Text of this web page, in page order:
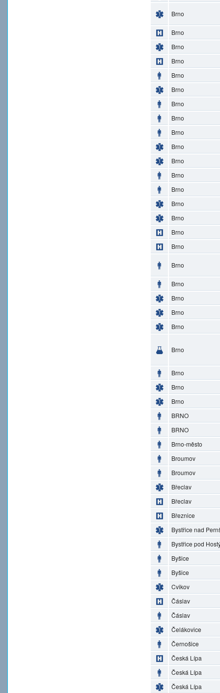
Brno
Brno
Brno
Brno
Brno
Brno
Brno
Brno
Brno
Brno
Brno
Brno
Brno
Brno
Brno
Brno
Brno
Brno
Brno
Brno
Brno
Brno
Brno
Brno
Brno
Brno
BRNO
BRNO
Brno-město
Broumov
Broumov
Břeclav
Břeclav
Březnice
Bystřice nad
Bystřice pod
Byšice
Byšice
Cvikov
Čáslav
Čáslav
Čelákovice
Černošice
Česká Lípa
Česká Lípa
Česká Lípa